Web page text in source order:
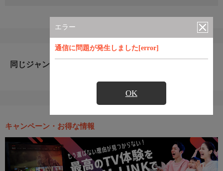
エラー
通信に問題が発生しました[error]
OK
同じジャンルのおすすめ番組
キャンペーン・お得な情報